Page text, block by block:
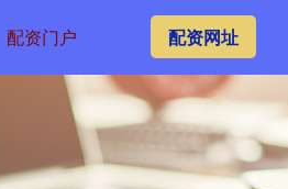
配资门户 配资网址